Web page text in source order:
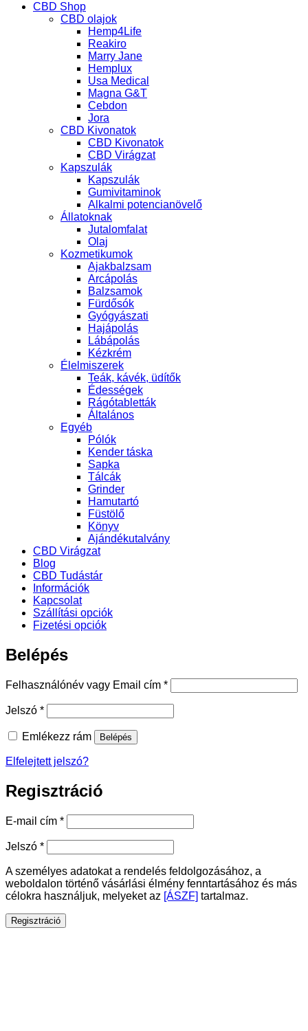
CBD Shop
CBD olajok
Hemp4Life
Reakiro
Marry Jane
Hemplux
Usa Medical
Magna G&T
Cebdon
Jora
CBD Kivonatok
CBD Kivonatok
CBD Virágzat
Kapszulák
Kapszulák
Gumivitaminok
Alkalmi potencianövelő
Állatoknak
Jutalomfalat
Olaj
Kozmetikumok
Ajakbalzsam
Arcápolás
Balzsamok
Fürdősók
Gyógyászati
Hajápolás
Lábápolás
Kézkrém
Élelmiszerek
Teák, kávék, üdítők
Édességek
Rágótabletták
Általános
Egyéb
Pólók
Kender táska
Sapka
Tálcák
Grinder
Hamutartó
Füstölő
Könyv
Ajándékutalvány
CBD Virágzat
Blog
CBD Tudástár
Információk
Kapcsolat
Szállítási opciók
Fizetési opciók
Belépés
Felhasználónév vagy Email cím *Kötelező
Jelszó *Kötelező
Emlékezz rám Belépés
Elfelejtett jelszó?
Regisztráció
E-mail cím *Kötelező
Jelszó *Kötelező
A személyes adatokat a rendelés feldolgozásához, a
weboldalon történő vásárlási élmény fenntartásához és más
célokra használjuk, melyeket az [ÁSZF] tartalmaz.
Regisztráció